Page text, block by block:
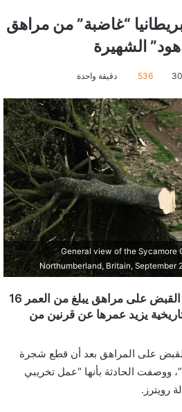
عام.. بريطانيا “غاضبة” من مراهق
الشهيرة
536 دقيقة واحدة
General view of the Sycamore
Northumberland, Britain, September
ألقت الشرطة البريطانية القبض على مراهق يبلغ من العمر 16
يزيد عمرها عن قرنين من
على المراهق بعد أن قطع شجرة
ووصفت الحادثة بأنها “عمل تخريبي
رويترز.